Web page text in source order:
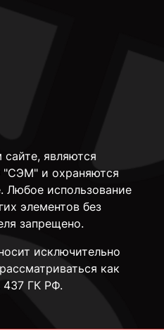
являются
"СЭМ" и охраняются
Любое использование
элементов без
запрещено.
исключительно
как
437 ГК РФ.